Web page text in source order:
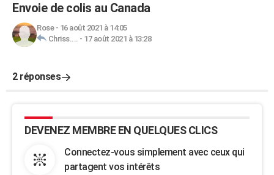
Envoie de colis au Canada
Rose- 16 août 2021 à 14:05
Chriss.... - 17 août 2021 à 13:28
2 réponses
DEVENEZ MEMBRE EN QUELQUES CLICS
Connectez-vous simplement avec ceux qui
partagent vos intérêts